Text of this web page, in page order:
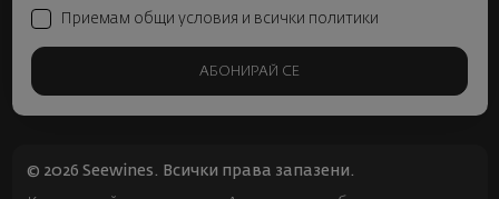
Приемам общи условия и всички политики
АБОНИРАЙ СЕ
© 2026 Seewines. Всички права запазени.